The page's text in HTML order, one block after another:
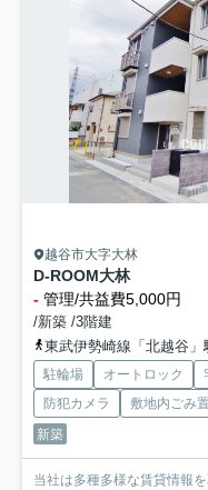
越谷市大字大林
D-ROOM大林
- 管理/共益費5,000円
/新築 /3階建
東武伊勢崎線「北越谷」
駐輪場 オートロック
防犯カメラ
敷地内ごみ
新築
当社は多種多様な賃貸情報